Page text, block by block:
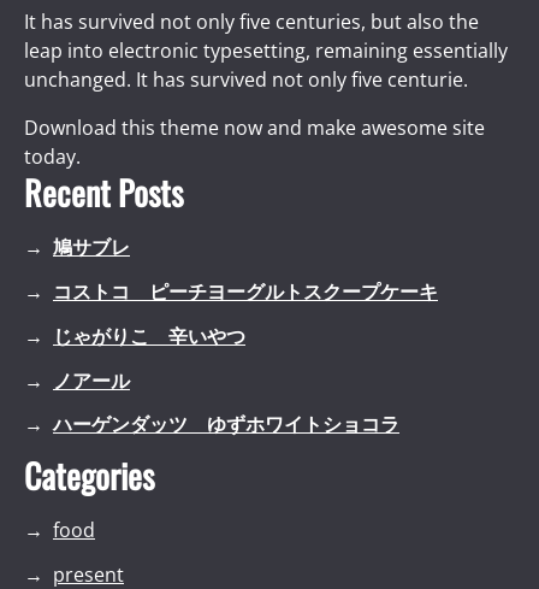
It has survived not only five centuries, but also the
leap into electronic typesetting, remaining essentially
unchanged. It has survived not only five centurie.
Download this theme now and make awesome site
today.
Recent Posts
鳩サブレ
コストコ ピーチヨーグルトスクープケーキ
じゃがりこ 辛いやつ
ノアール
ハーゲンダッツ ゆずホワイトショコラ
Categories
food
present